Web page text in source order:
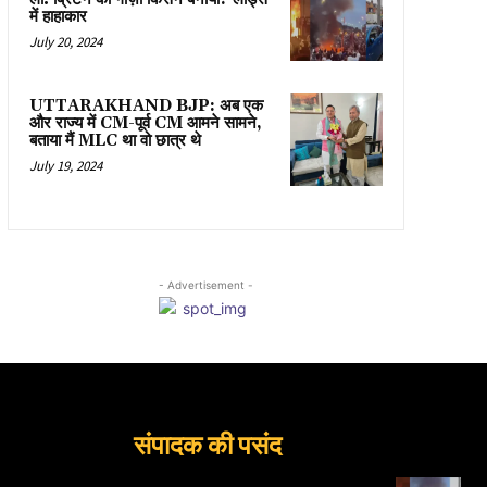
में हाहाकार
July 20, 2024
UTTARAKHAND BJP: अब एक
और राज्य में CM-पूर्व CM आमने सामने,
बताया मैं MLC था वो छात्र थे
July 19, 2024
- Advertisement -
संपादक की पसंद